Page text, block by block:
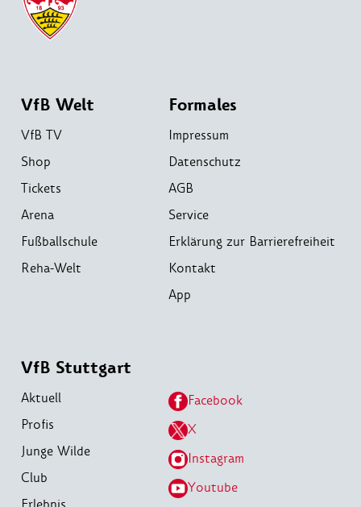
VfB Welt
VfB TV
Shop
Tickets
Arena
Fußballschule
Reha-Welt
Formales
Impressum
Datenschutz
AGB
Service
Erklärung zur Barrierefreiheit
Kontakt
App
VfB Stuttgart
Aktuell
Profis
Junge Wilde
Club
Facebook
X
Instagram
Youtube